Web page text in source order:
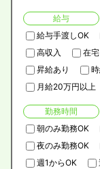
給与
給与手渡しOK
高収入
在
昇給あり
月給20万円以上
勤務時間
朝のみ勤務OK
夜のみ勤務OK
週1からOK